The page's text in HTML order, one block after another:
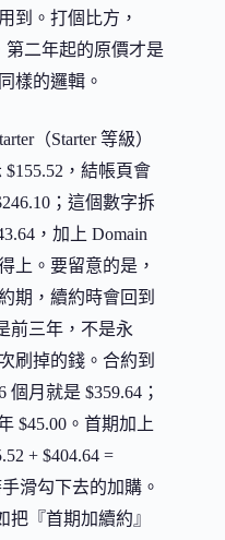
到。打個比方，
第二年起的原價才是
樣的邏輯。
（Starter 等級）
，結帳頁會
；這個數字拆
，加上 Domain
上。要留意的是，
期，續約時會回到
前三年，不是永
刷掉的錢。合約到
月就是 $359.64；
$45.00。首期加上
+ $404.64 =
滑勾下去的加購。
把『首期加續約』